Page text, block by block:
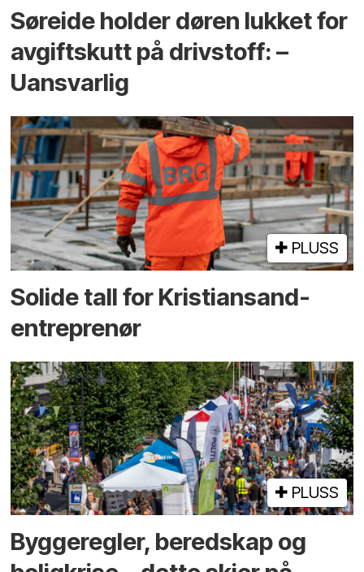
Søreide holder døren lukket for
avgiftskutt på drivstoff: –
Uansvarlig
PLUSS
Solide tall for Kristiansand-
entreprenør
PLUSS
Bygge­regler, beredskap og